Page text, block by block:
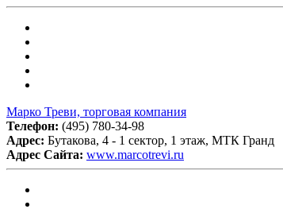
Марко Треви, торговая компания
Телефон: (495) 780-34-98
Адрес: Бутакова, 4 - 1 сектор, 1 этаж, МТК Гранд
Адрес Сайта: www.marcotrevi.ru